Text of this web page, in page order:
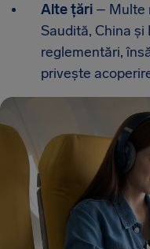
Alte țări – Multe
Saudită, China și
reglementări,
privește